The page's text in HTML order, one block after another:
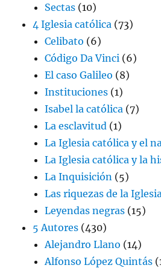
Sectas (10)
4 Iglesia católica (73)
Celibato (6)
Código Da Vinci (6)
El caso Galileo (8)
Instituciones (1)
Isabel la católica (7)
La esclavitud (1)
La Iglesia católica y el
La Iglesia católica y la
La Inquisición (5)
Las riquezas de la Iglesia
Leyendas negras (15)
5 Autores (430)
Alejandro Llano (14)
Alfonso López Quintás